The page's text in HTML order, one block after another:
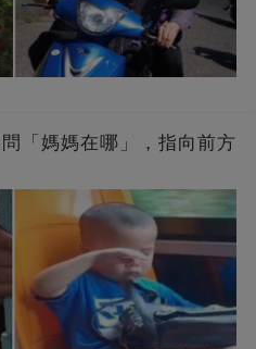
「媽媽在哪」，指向前方